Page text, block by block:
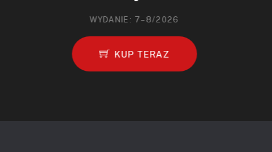
WYDANIE: 7–8/2026
KUP TERAZ